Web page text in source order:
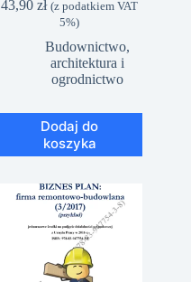
43,90zł (z podatkiem VAT
5%)
Budownictwo,
architektura i
ogrodnictwo
Dodaj do
koszyka